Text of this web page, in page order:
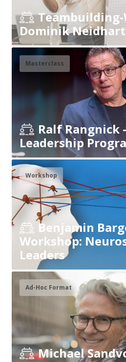
Dominik Neidhart
Masterclass
Ralf Rangnick
Leadership
Workshop
Benjamin
Workshop:
Leaders
Ad-Hoc Format
Michael